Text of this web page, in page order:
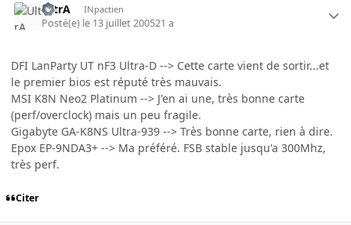
UltrA INpactien
Posté(e) le 13 juillet 200521 a
DFI LanParty UT nF3 Ultra-D --> Cette carte vient de sortir...et
le premier bios est réputé très mauvais.
MSI K8N Neo2 Platinum --> J'en ai une, très bonne carte
(perf/overclock) mais un peu fragile.
Gigabyte GA-K8NS Ultra-939 --> Très bonne carte, rien à dire.
Epox EP-9NDA3+ --> Ma préféré. FSB stable jusqu'a 300Mhz,
très perf.
Citer